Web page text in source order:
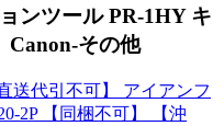
ンツール PR-1HY キ
Canon-その他
送代引不可】 アイアンフ
2P 【同梱不可】 【沖